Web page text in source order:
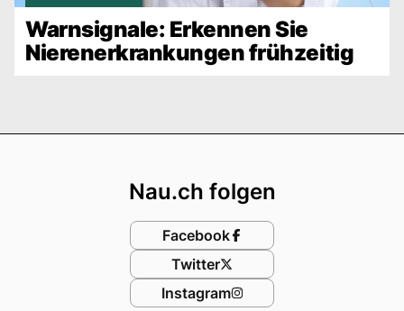
Warnsignale: Erkennen Sie
Nierenerkrankungen frühzeitig
Nau.ch folgen
Facebook
Twitter
Instagram